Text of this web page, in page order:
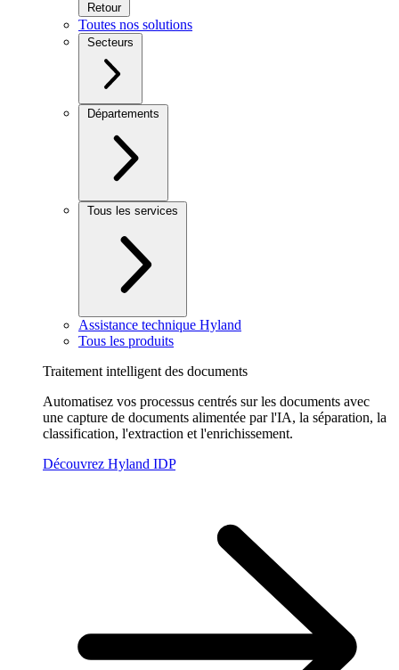
Retour
Toutes nos solutions
Secteurs
Départements
Tous les services
Assistance technique Hyland
Tous les produits
Traitement intelligent des documents
Automatisez vos processus centrés sur les documents avec
une capture de documents alimentée par l'IA, la séparation, la
classification, l'extraction et l'enrichissement.
Découvrez Hyland IDP